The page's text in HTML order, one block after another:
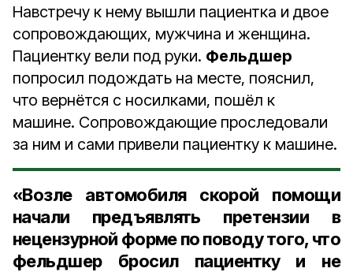
Навстречу к нему вышли пациентка и двое
сопровождающих, мужчина и женщина.
Пациентку вели под руки. Фельдшер
попросил подождать на месте, пояснил,
что вернётся с носилками, пошёл к
машине. Сопровождающие проследовали
за ним и сами привели пациентку к машине.
«Возле автомобиля скорой помощи
начали предъявлять претензии в
нецензурной форме по поводу того, что
фельдшер бросил пациентку и не